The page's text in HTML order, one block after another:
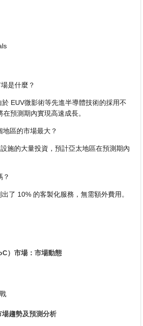
是什麼？
EUV微影術等先進半導體技術的採用不
預測期內實現高速成長。
區的市場最大？
施的大量投資，預計亞太地區在預測期內
？
了 10% 的客製化服務，無需額外費用。
）市場：市場動態
趨勢及預測分析